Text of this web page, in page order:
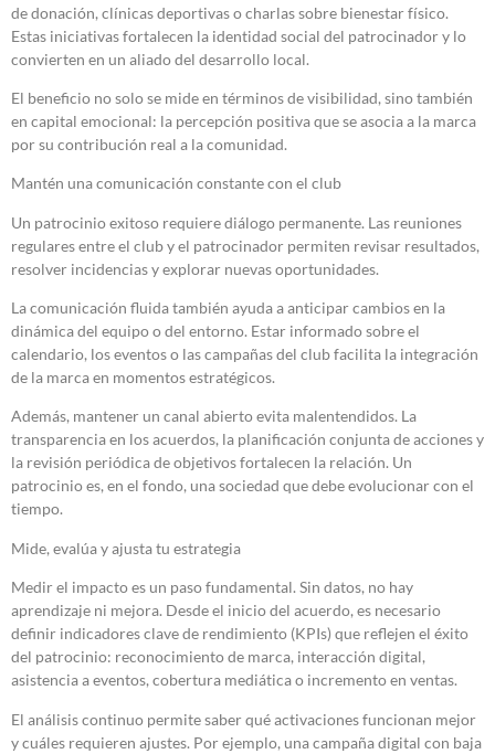
de donación, clínicas deportivas o charlas sobre bienestar físico.
Estas iniciativas fortalecen la identidad social del patrocinador y lo
convierten en un aliado del desarrollo local.
El beneficio no solo se mide en términos de visibilidad, sino también
en capital emocional: la percepción positiva que se asocia a la marca
por su contribución real a la comunidad.
Mantén una comunicación constante con el club
Un patrocinio exitoso requiere diálogo permanente. Las reuniones
regulares entre el club y el patrocinador permiten revisar resultados,
resolver incidencias y explorar nuevas oportunidades.
La comunicación fluida también ayuda a anticipar cambios en la
dinámica del equipo o del entorno. Estar informado sobre el
calendario, los eventos o las campañas del club facilita la integración
de la marca en momentos estratégicos.
Además, mantener un canal abierto evita malentendidos. La
transparencia en los acuerdos, la planificación conjunta de acciones y
la revisión periódica de objetivos fortalecen la relación. Un
patrocinio es, en el fondo, una sociedad que debe evolucionar con el
tiempo.
Mide, evalúa y ajusta tu estrategia
Medir el impacto es un paso fundamental. Sin datos, no hay
aprendizaje ni mejora. Desde el inicio del acuerdo, es necesario
definir indicadores clave de rendimiento (KPIs) que reflejen el éxito
del patrocinio: reconocimiento de marca, interacción digital,
asistencia a eventos, cobertura mediática o incremento en ventas.
El análisis continuo permite saber qué activaciones funcionan mejor
y cuáles requieren ajustes. Por ejemplo, una campaña digital con baja